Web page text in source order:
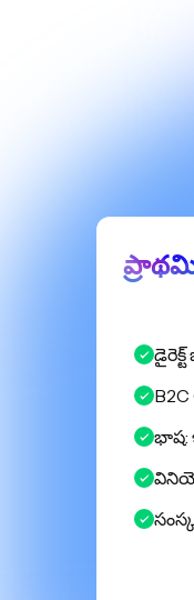
B2C
భాష: